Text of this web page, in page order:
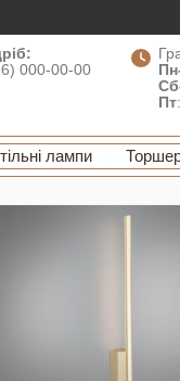
000-00-00
Пт
лампи